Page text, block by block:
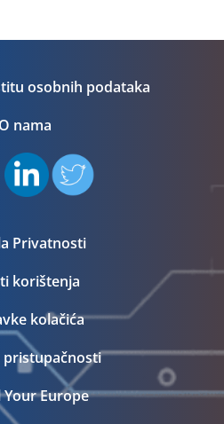
osobnih podataka
O nama
Privatnosti
korištenja
kolačića
pristupačnosti
Your Europe